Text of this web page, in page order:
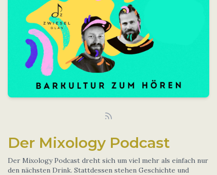
Der Mixology Podcast
Der Mixology Podcast dreht sich um viel mehr als einfach nur
den nächsten Drink. Stattdessen stehen Geschichte und